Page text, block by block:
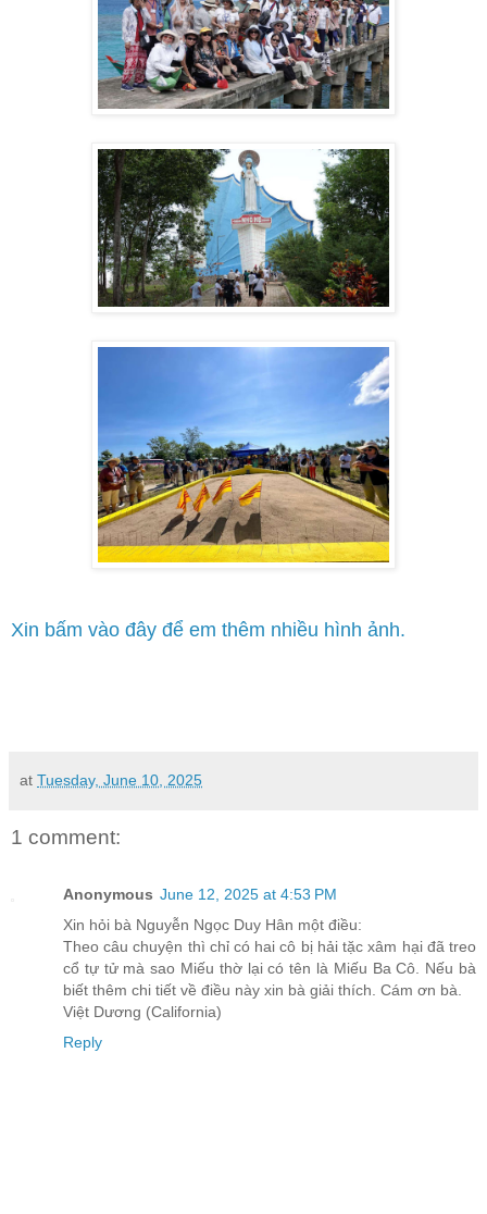
Xin bấm vào đây để em thêm nhiều hình ảnh.
at Tuesday, June 10, 2025
1 comment:
Anonymous June 12, 2025 at 4:53 PM
Xin hỏi bà Nguyễn Ngọc Duy Hân một điều:
Theo câu chuyện thì chỉ có hai cô bị hải tặc xâm hại đã treo
cổ tự tử mà sao Miếu thờ lại có tên là Miếu Ba Cô. Nếu bà
biết thêm chi tiết về điều này xin bà giải thích. Cám ơn bà.
Việt Dương (California)
Reply